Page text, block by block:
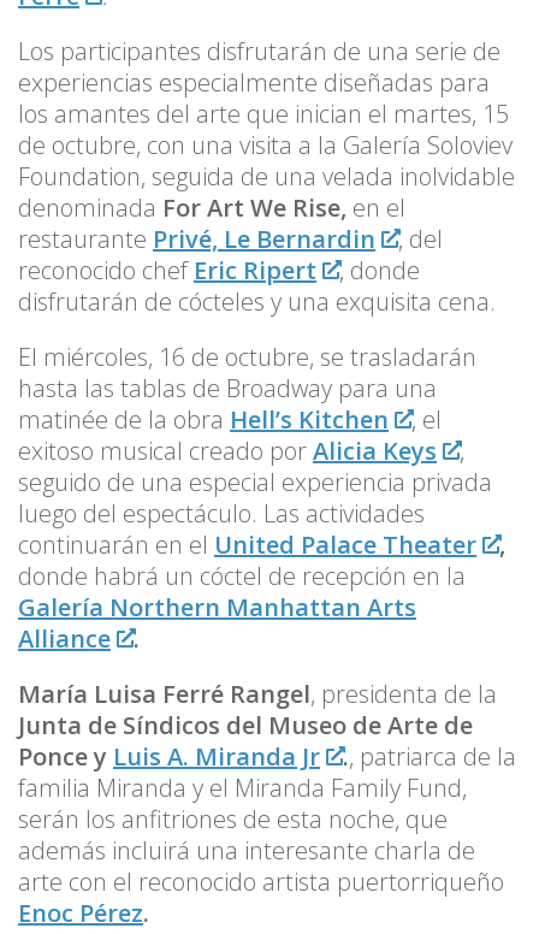
Los participantes disfrutarán de una serie de
experiencias especialmente diseñadas para
los amantes del arte que inician el martes, 15
de octubre, con una visita a la Galería Soloviev
Foundation, seguida de una velada inolvidable
denominada For Art We Rise, en el
restaurante Privé, Le Bernardin
, del
reconocido chef Eric Ripert
, donde
disfrutarán de cócteles y una exquisita cena.
El miércoles, 16 de octubre, se trasladarán
hasta las tablas de Broadway para una
matinée de la obra Hell’s Kitchen
, el
exitoso musical creado porAlicia Keys
,
seguido de una especial experiencia privada
luego del espectáculo. Las actividades
continuarán en el United Palace Theater
,
donde habrá un cóctel de recepción en la
Galería Northern Manhattan Arts
Alliance
.
María Luisa Ferré Rangel, presidenta de la
Junta de Síndicos del Museo de Arte de
Ponce y Luis A. Miranda Jr ., patriarca de la
familia Miranda y el Miranda Family Fund,
serán los anfitriones de esta noche, que
además incluirá una interesante charla de
arte con el reconocido artista puertorriqueño
Enoc Pérez.